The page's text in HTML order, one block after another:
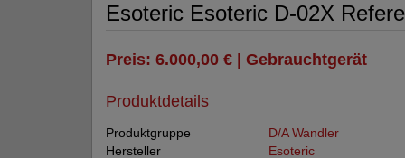
Esoteric Esoteric D-02X
Preis: 6.000,00 € | Gebrauchtgerät
Produktdetails
Produktgruppe
D/A Wandler
Hersteller
Esoteric